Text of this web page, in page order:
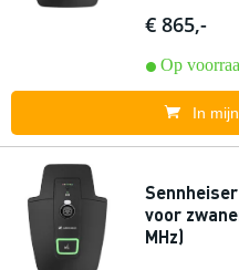
€ 865,-
Op
In
voor
MHz)